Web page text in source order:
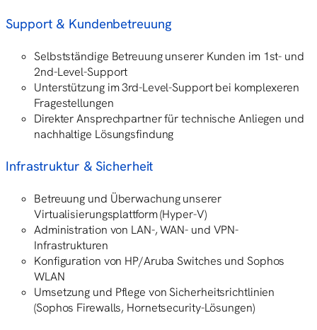
Support & Kundenbetreuung
Selbstständige Betreuung unserer Kunden im 1st- und
2nd-Level-Support
Unterstützung im 3rd-Level-Support bei komplexeren
Fragestellungen
Direkter Ansprechpartner für technische Anliegen und
nachhaltige Lösungsfindung
Infrastruktur & Sicherheit
Betreuung und Überwachung unserer
Virtualisierungsplattform (Hyper-V)
Administration von LAN-, WAN- und VPN-
Infrastrukturen
Konfiguration von HP/Aruba Switches und Sophos
WLAN
Umsetzung und Pflege von Sicherheitsrichtlinien
(Sophos Firewalls, Hornetsecurity-Lösungen)